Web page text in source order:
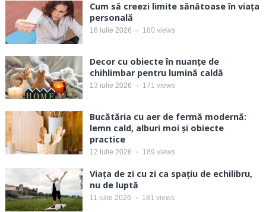
Cum să creezi limite sănătoase în viața
personală
16 iulie 2026 180 views
Decor cu obiecte în nuanțe de
chihlimbar pentru lumină caldă
13 iulie 2026 171 views
Bucătăria cu aer de fermă modernă:
lemn cald, alburi moi și obiecte
practice
12 iulie 2026 189 views
Viața de zi cu zi ca spațiu de echilibru,
nu de luptă
11 iulie 2026 181 views